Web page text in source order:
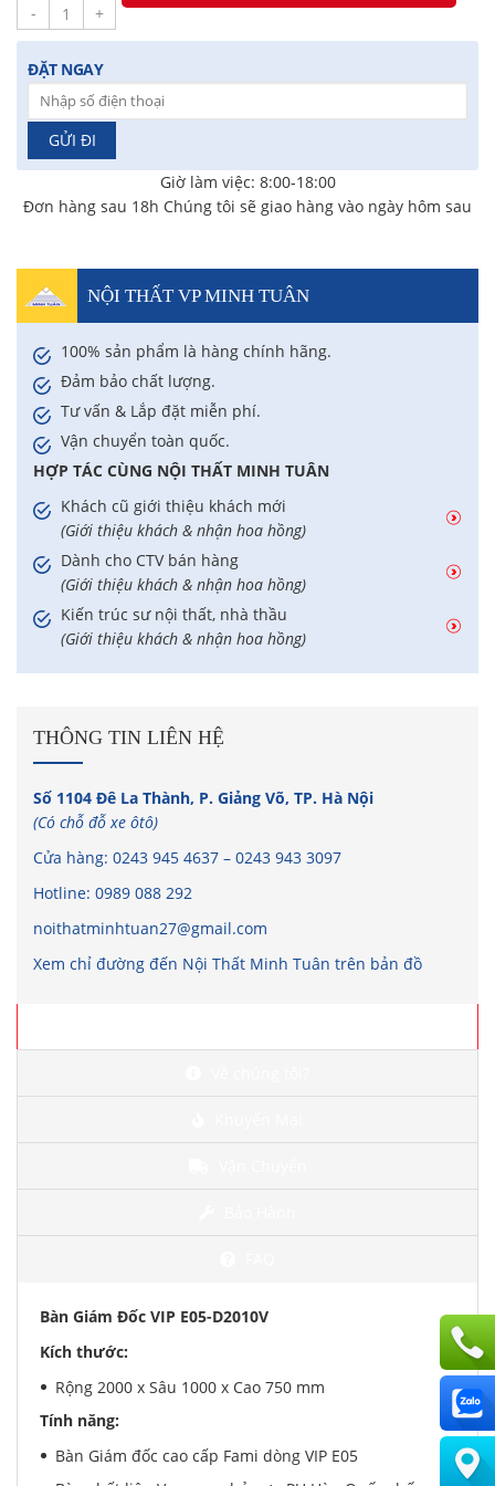
Chị Hồng Anh
Anh Quang-51 Ngô Quyền đã mua 4 giờ trước
Chị Nghi-47 Mai Hắc Đế đã mua 5 giờ trước
-
+
ĐẶT NGAY
Giờ làm việc: 8:00-18:00
Đơn hàng sau 18h Chúng tôi sẽ giao hàng vào ngày hôm sau
NỘI THẤT VP MINH TUÂN
100% sản phẩm là hàng chính hãng.
Đảm bảo chất lượng.
Tư vấn & Lắp đặt miễn phí.
Vận chuyển toàn quốc.
HỢP TÁC CÙNG NỘI THẤT MINH TUÂN
Khách cũ giới thiệu khách mới
(Giới thiệu khách & nhận hoa hồng)
Dành cho CTV bán hàng
(Giới thiệu khách & nhận hoa hồng)
Kiến trúc sư nội thất, nhà thầu
(Giới thiệu khách & nhận hoa hồng)
THÔNG TIN LIÊN HỆ
Số 1104 Đê La Thành, P. Giảng Võ, TP. Hà Nội
(Có chỗ đỗ xe ôtô)
Cửa hàng: 0243 945 4637 – 0243 943 3097
Hotline: 0989 088 292
noithatminhtuan27@gmail.com
Xem chỉ đường đến Nội Thất Minh Tuân trên bản đồ
Bàn Giám Đốc VIP E05-D2010V
Kích thước:
Rộng 2000 x Sâu 1000 x Cao 750 mm
Tính năng:
Bàn Giám đốc cao cấp Fami dòng VIP E05